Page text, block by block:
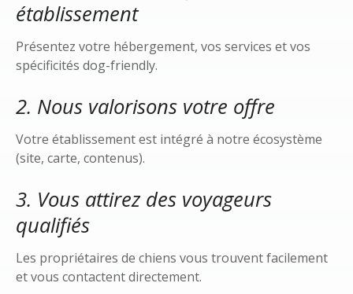
établissement
Présentez votre hébergement, vos services et vos
spécificités dog-friendly.
2. Nous valorisons votre offre
Votre établissement est intégré à notre écosystème
(site, carte, contenus).
3. Vous attirez des voyageurs
qualifiés
Les propriétaires de chiens vous trouvent facilement
et vous contactent directement.